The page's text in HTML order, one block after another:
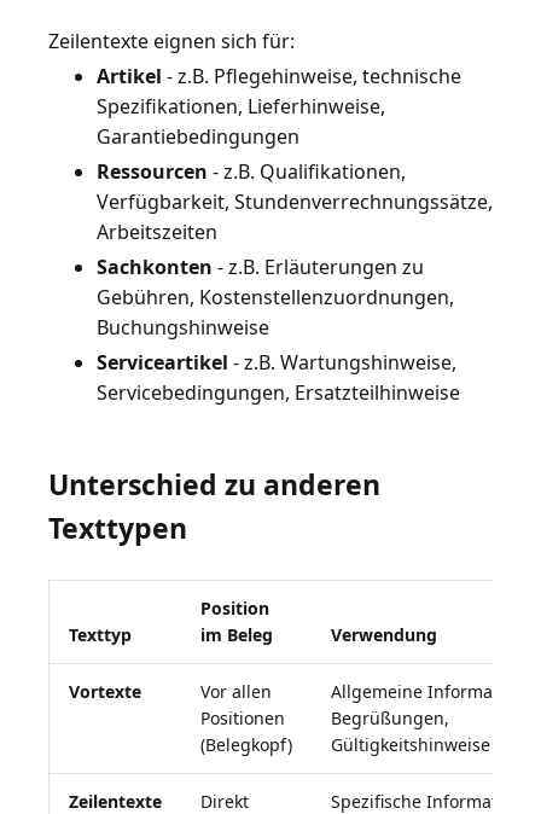
Artikel - z.B. Pflegehinweise, technische
Spezifikationen, Lieferhinweise,
Garantiebedingungen
Ressourcen - z.B. Qualifikationen,
Verfügbarkeit, Stundenverrechnungssätze,
Arbeitszeiten
Sachkonten - z.B. Erläuterungen zu
Gebühren, Kostenstellenzuordnungen,
Buchungshinweise
Serviceartikel - z.B. Wartungshinweise,
Servicebedingungen, Ersatzteilhinweise
Unterschied zu anderen
Texttypen
Texttyp
Position
im Beleg
Verwendung
Vortexte
Vor allen
Positionen
(Belegkopf)
Allgemeine
Begrüßungen,
Gültigkeitshinweise
Zeilentexte
Direkt
Spezifische